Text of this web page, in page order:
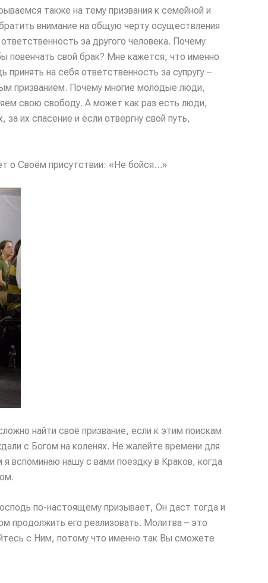
также на тему призвания к семейной и
внимание на общую черту осуществления
за другого человека. Почему
повенчать свой брак? Мне кажется, что именно
на себя ответственность за супругу –
призванием. Почему многие молодые люди,
свою свободу. А может как раз есть люди,
их спасение и если отвергну свой путь,
о Своём присутствии: «Не бойся…»
найти своё призвание, если к этим поискам
с Богом на коленях. Не жалейте времени для
нашу с вами поездку в Краков, когда
по-настоящему призывает, Он даст тогда и
продолжить его реализовать. Молитва – это
с Ним, потому что именно так Вы сможете